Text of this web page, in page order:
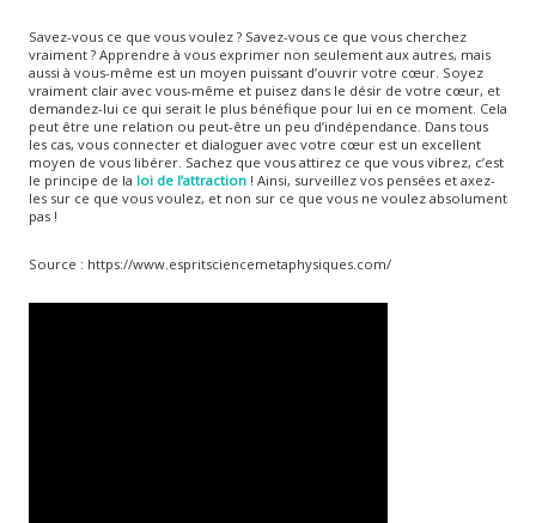
Savez-vous ce que vous voulez ? Savez-vous ce que vous cherchez
vraiment ? Apprendre à vous exprimer non seulement aux autres, mais
aussi à vous-même est un moyen puissant d’ouvrir votre cœur. Soyez
vraiment clair avec vous-même et puisez dans le désir de votre cœur, et
demandez-lui ce qui serait le plus bénéfique pour lui en ce moment. Cela
peut être une relation ou peut-être un peu d’indépendance. Dans tous
les cas, vous connecter et dialoguer avec votre cœur est un excellent
moyen de vous libérer. Sachez que vous attirez ce que vous vibrez, c’est
le principe de la loi de l’attraction! Ainsi, surveillez vos pensées et axez-
les sur ce que vous voulez, et non sur ce que vous ne voulez absolument
pas !
Source : https://www.espritsciencemetaphysiques.com/